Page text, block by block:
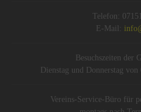
Telefon:
E-Mail:
Besuchszeiten der
Dienstag und Donnerstag
Vereins-Service-Büro für